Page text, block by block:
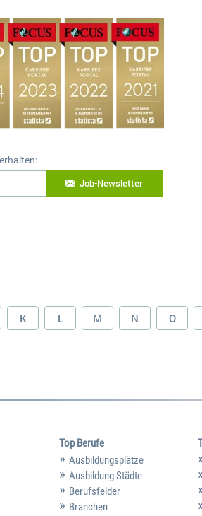
Job-Newsletter
K L M N O
Top Berufe
Ausbildungsplätze
Ausbildung Städte
Berufsfelder
Branchen